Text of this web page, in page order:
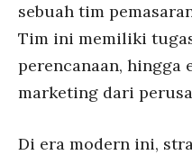
sebuah tim
Tim ini memiliki
perencanaan, hingga
marketing dari
Di era modern ini,